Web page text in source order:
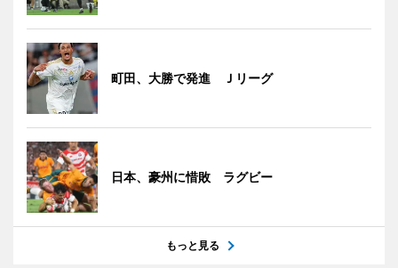
町田、大勝で発進 Ｊリーグ
日本、豪州に惜敗 ラグビー
もっと見る